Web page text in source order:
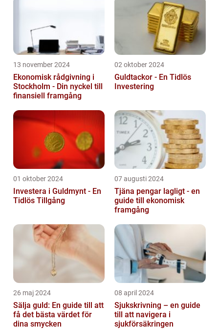
13 november 2024
Ekonomisk rådgivning i
Stockholm - Din nyckel till
finansiell framgång
02 oktober 2024
Guldtackor - En Tidlös
Investering
01 oktober 2024
Investera i Guldmynt - En
Tidlös Tillgång
07 augusti 2024
Tjäna pengar lagligt - en
guide till ekonomisk
framgång
26 maj 2024
Sälja guld: En guide till att
få det bästa värdet för
dina smycken
08 april 2024
Sjukskrivning – en guide
till att navigera i
sjukförsäkringen